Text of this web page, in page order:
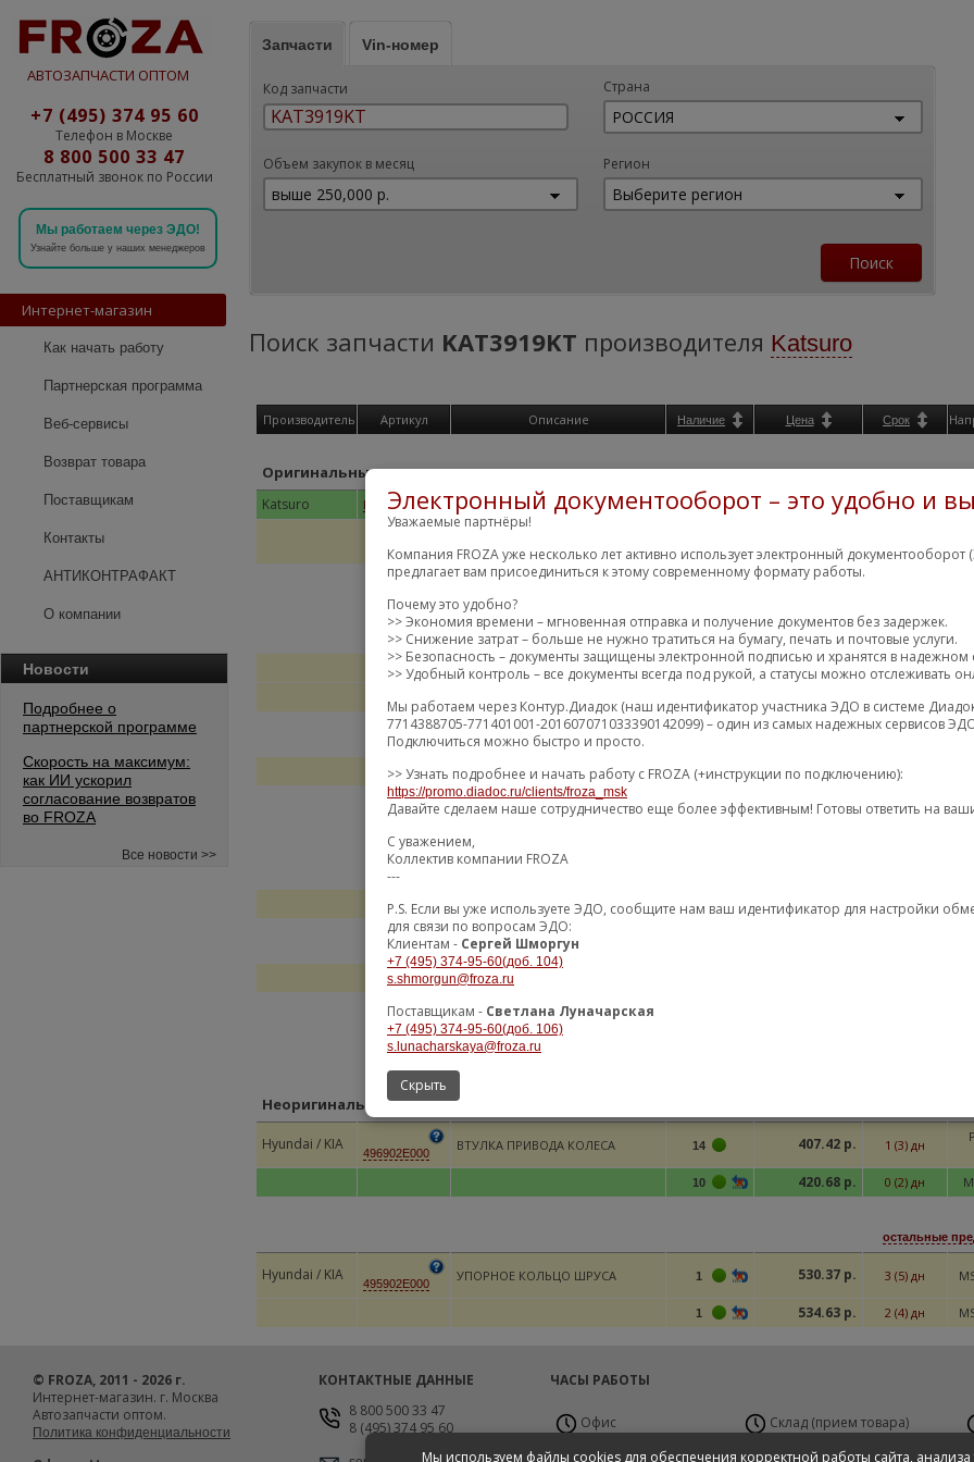
АВТОЗАПЧАСТИ ОПТОМ
+7 (495) 374 95 60
Телефон в Москве
8 800 500 33 47
Бесплатный звонок по России
Мы работаем через ЭДО!
Узнайте больше у наших менеджеров
Интернет-магазин
Как начать работу
Партнерская программа
Веб-сервисы
Возврат товара
Поставщикам
Контакты
АНТИКОНТРАФАКТ
О компании
Новости
Подробнее о
партнерской программе
Скорость на максимум:
как ИИ ускорил
согласование возвратов
во FROZA
Все новости >>
Запчасти Vin-номер
Код запчасти Страна
Объем закупок в месяц Регион
Поиск запчасти KAT3919KT производителя Katsuro
Производитель Артикул Описание Наличие Цена Срок
Оригинальные детали
Katsuro KAT3919KT КОЛЬЦО ABS 10 610.56 р. 0 (2) дн
722.66 р.
10 722.66 р. 13 (14) дн
10 735.67 р. 7 (9) дн
10 775.77 р. 2 (3) дн
10 801.13 р. 4 (5) дн
803.78 р.
22 850.68 р. 4 (5) дн
Неоригинальные замены
Hyundai / KIA 496902E000 ВТУЛКА ПРИВОДА КОЛЕСА 14 407.42 р. 1 (3) дн
10 420.68 р. 0 (2) дн
остальные
Hyundai / KIA 495902E000 УПОРНОЕ КОЛЬЦО ШРУСА 1 530.37 р. 3 (5) дн
1 534.63 р. 2 (4) дн
Мы используем файлы cookies для обеспечения корректной работы сайта, анализа
Электронный документооборот – это удобно и
Уважаемые партнёры!
Компания FROZA уже несколько лет активно использует электронный документооборот
предлагает вам присоединиться к этому современному формату работы.
Почему это удобно?
>> Экономия времени – мгновенная отправка и получение документов без задержек.
>> Снижение затрат – больше не нужно тратиться на бумагу, печать и почтовые услуги.
>> Безопасность – документы защищены электронной подписью и хранятся в надежном
>> Удобный контроль – все документы всегда под рукой, а статусы можно отслеживать
Мы работаем через Контур.Диадок (наш идентификатор участника ЭДО в системе
7714388705-771401001-201607071033390142099) – один из самых надежных сервисов
Подключиться можно быстро и просто.
>> Узнать подробнее и начать работу с FROZA (+инструкции по подключению):
https://promo.diadoc.ru/clients/froza_msk
Давайте сделаем наше сотрудничество еще более эффективным! Готовы ответить на
С уважением,
Коллектив компании FROZA
---
P.S. Если вы уже используете ЭДО, сообщите нам ваш идентификатор для настройки
для связи по вопросам ЭДО:
Клиентам - Сергей Шморгун
+7 (495) 374-95-60(доб. 104)
s.shmorgun@froza.ru
Поставщикам - Светлана Луначарская
+7 (495) 374-95-60(доб. 106)
s.lunacharskaya@froza.ru
Скрыть
© FROZA, 2011 - 2026 г.
Интернет-магазин. г. Москва
Автозапчасти оптом.
Политика конфиденциальности
КОНТАКТНЫЕ ДАННЫЕ
8 800 500 33 47
8 (495) 374 95 60
ЧАСЫ РАБОТЫ
Офис
Пн-Пт с 9:00 до 19:00
Склад (прием товара)
Пн-Вс 24 часа